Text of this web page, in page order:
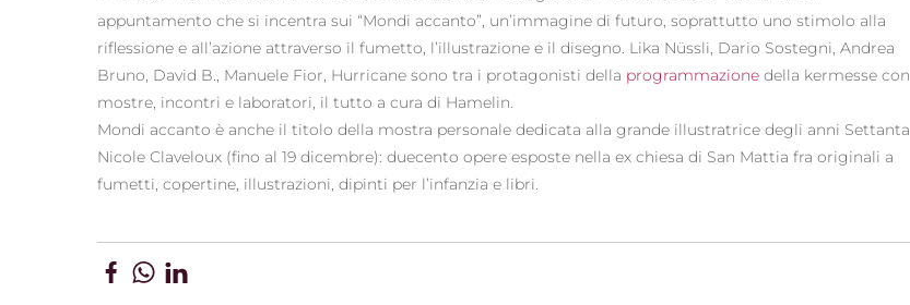
appuntamento che si incentra sui “Mondi accanto”, un’immagine di futuro, soprattutto uno stimolo alla
riflessione e all’azione attraverso il fumetto, l’illustrazione e il disegno. Lika Nüssli, Dario Sostegni, Andrea
Bruno, David B., Manuele Fior, Hurricane sono tra i protagonisti della programmazione della kermesse con
mostre, incontri e laboratori, il tutto a cura di Hamelin.
Mondi accanto è anche il titolo della mostra personale dedicata alla grande illustratrice degli anni Settanta
Nicole Claveloux (fino al 19 dicembre): duecento opere esposte nella ex chiesa di San Mattia fra originali a
fumetti, copertine, illustrazioni, dipinti per l’infanzia e libri.